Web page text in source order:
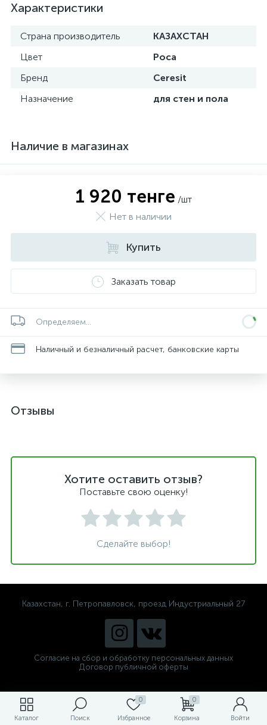
Каталог Поиск
0
Избранное
0
Корзина Войти
Характеристики
Страна производитель
КАЗАХСТАН
Цвет
Роса
Бренд
Ceresit
Назначение
для стен и пола
Наличие в магазинах
1 920 тенге /шт
Нет в наличии
Купить
Заказать товар
Определяем...
Наличный и безналичный расчет, банковские карты
Отзывы
Хотите оставить отзыв?
Поставьте свою оценку!
Сделайте выбор!
Казахстан, г. Петропавловск, проезд Индустриальный 27
Согласие на сбор и обработку персональных данных
Договор публичной оферты